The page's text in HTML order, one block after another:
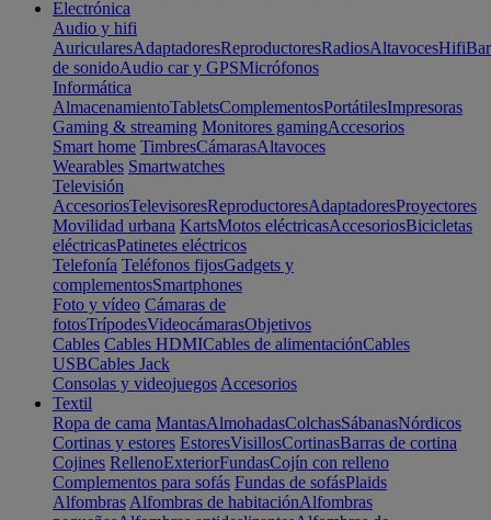
Electrónica
Audio y hifi
AuricularesAdaptadoresReproductoresRadiosAltavocesHifi
de sonidoAudio car y GPSMicrófonos
Informática
AlmacenamientoTabletsComplementosPortátilesImpresoras
Gaming & streaming Monitores gamingAccesorios
Smart home TimbresCámarasAltavoces
Wearables Smartwatches
Televisión
AccesoriosTelevisoresReproductoresAdaptadoresProyectores
Movilidad urbana KartsMotos eléctricasAccesoriosBicicletas
eléctricasPatinetes eléctricos
Telefonía Teléfonos fijosGadgets y
complementosSmartphones
Foto y vídeo Cámaras de
fotosTrípodesVideocámarasObjetivos
Cables Cables HDMICables de alimentaciónCables
USBCables Jack
Consolas y videojuegos Accesorios
Textil
Ropa de cama MantasAlmohadasColchasSábanasNórdicos
Cortinas y estores EstoresVisillosCortinasBarras de cortina
Cojines RellenoExteriorFundasCojín con relleno
Complementos para sofás Fundas de sofásPlaids
Alfombras Alfombras de habitaciónAlfombras